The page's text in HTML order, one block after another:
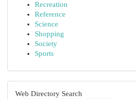
Recreation
Reference
Science
Shopping
Society
Sports
Web Directory Search